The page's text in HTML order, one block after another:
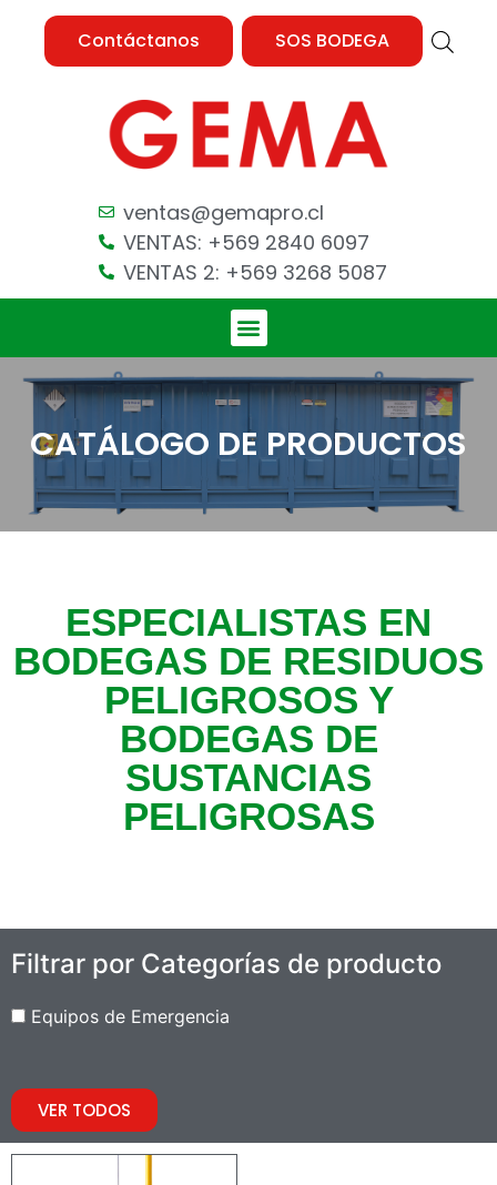
Contáctanos SOS BODEGA
ventas@gemapro.cl
VENTAS: +569 2840 6097
VENTAS 2: +569 3268 5087
CATÁLOGO DE PRODUCTOS
ESPECIALISTAS EN
BODEGAS DE RESIDUOS
PELIGROSOS Y
BODEGAS DE
SUSTANCIAS
PELIGROSAS
Filtrar por Categorías de producto
Equipos de Emergencia
VER TODOS